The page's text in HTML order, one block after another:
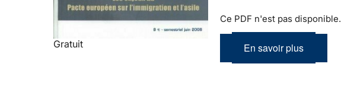
Gratuit
Ce PDF n'est pas disponible.
En savoir plus